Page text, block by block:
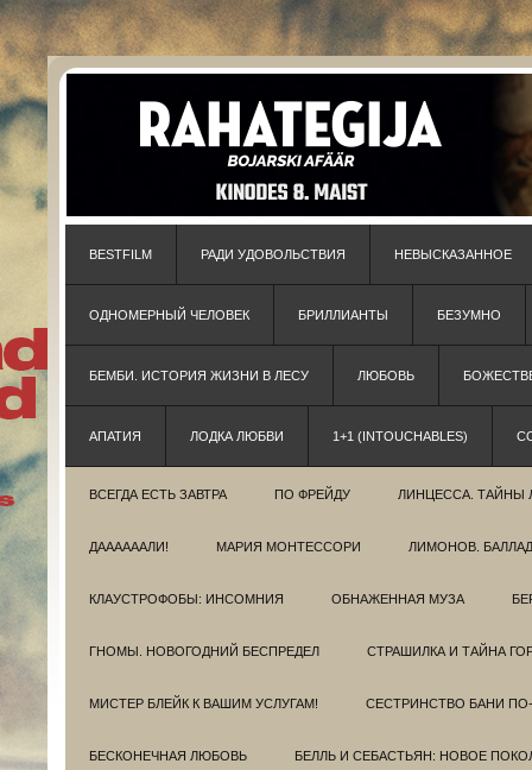
BESTFILM РАДИ УДОВОЛЬСТВИЯ НЕВЫСКАЗАННОЕ
ОДНОМЕРНЫЙ ЧЕЛОВЕК БРИЛЛИАНТЫ БЕЗУМНО
БЕМБИ. ИСТОРИЯ ЖИЗНИ В ЛЕСУ ЛЮБОВЬ
АПАТИЯ ЛОДКА ЛЮБВИ 1+1 (INTOUCHABLES)
ВСЕГДА ЕСТЬ ЗАВТРА ПО ФРЕЙДУ ЛИНЦЕССА. ТАЙНЫ
ДААААААЛИ! МАРИЯ МОНТЕССОРИ ЛИМОНОВ.
КЛАУСТРОФОБЫ: ИНСОМНИЯ ОБНАЖЕННАЯ МУЗА
ГНОМЫ. НОВОГОДНИЙ БЕСПРЕДЕЛ СТРАШИЛКА И ТАЙНА
МИСТЕР БЛЕЙК К ВАШИМ УСЛУГАМ! СЕСТРИНСТВО БАНИ
БЕСКОНЕЧНАЯ ЛЮБОВЬ БЕЛЛЬ И СЕБАСТЬЯН: НОВОЕ